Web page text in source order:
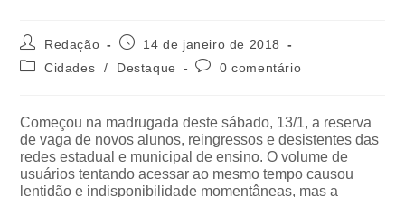
Redação
14 de janeiro de 2018
Cidades
/ Destaque 0 comentário
Começou na madrugada deste sábado, 13/1, a reserva
de vaga de novos alunos, reingressos e desistentes das
redes estadual e municipal de ensino. O volume de
usuários tentando acessar ao mesmo tempo causou
lentidão e indisponibilidade momentâneas, mas a